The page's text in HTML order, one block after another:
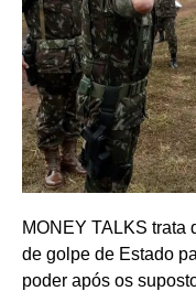
MONEY TALKS trata
de golpe de Estado
poder após os